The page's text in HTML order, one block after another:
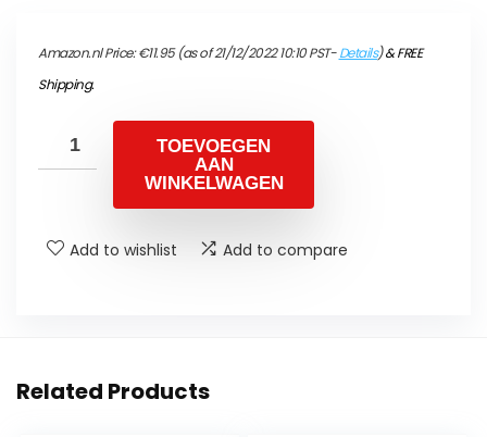
Amazon.nl Price:€11.95(as of 21/12/2022 10:10 PST-Details)&FREE
Shipping.
TOEVOEGEN
AAN
WINKELWAGEN
Add to wishlist Add to compare
Related Products